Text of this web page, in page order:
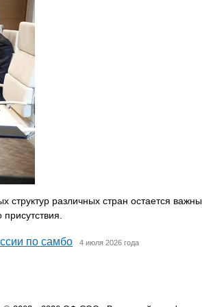
структур различных стран остается
по самбо 4 июля 2026 года